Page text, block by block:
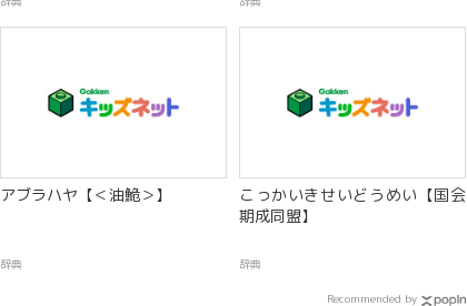
アブラハヤ【＜油鮠＞】
辞典
こっかいきせいどうめい【国会
期成同盟】
辞典
Recommended by